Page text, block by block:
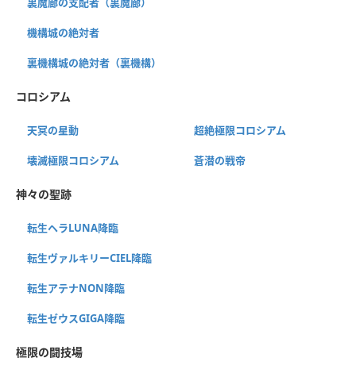
機構城の絶対者
裏機構城の絶対者（裏機構）
コロシアム
天冥の星動 超絶極限コロシアム
壊滅極限コロシアム 蒼潜の戦帝
神々の聖跡
転生ヘラLUNA降臨
転生ヴァルキリーCIEL降臨
転生アテナNON降臨
転生ゼウスGIGA降臨
極限の闘技場